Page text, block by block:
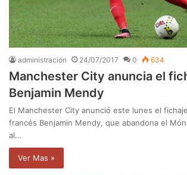
administración 24/07/2017 0 634
Manchester City anuncia el
Benjamin Mendy
El Manchester City anunció este lunes el
francés Benjamin Mendy, que abandona el
al…
Ver Mas »